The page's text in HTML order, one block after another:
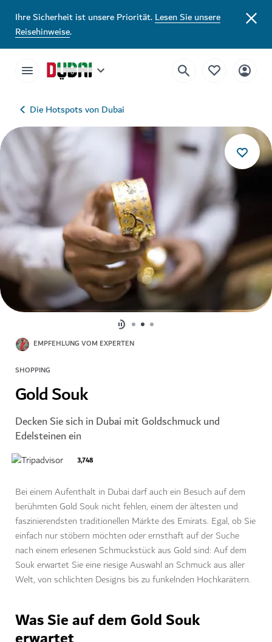
Ihre Sicherheit ist unsere Priorität.Lesen Sie unsere
Reisehinweise.
Die Hotspots von Dubai
EMPFEHLUNG VOM EXPERTEN
SHOPPING
Gold Souk
Decken Sie sich in Dubai mit Goldschmuck und
Edelsteinen ein
3,748
Bei einem Aufenthalt in Dubai darf auch ein Besuch auf dem
berühmten Gold Souk nicht fehlen, einem der ältesten und
faszinierendsten traditionellen Märkte des Emirats. Egal, ob Sie
einfach nur stöbern möchten oder ernsthaft auf der Suche
nach einem erlesenen Schmuckstück aus Gold sind: Auf dem
Souk erwartet Sie eine riesige Auswahl an Schmuck aus aller
Welt, von schlichten Designs bis zu funkelnden Hochkarätern.
Was Sie auf dem Gold Souk